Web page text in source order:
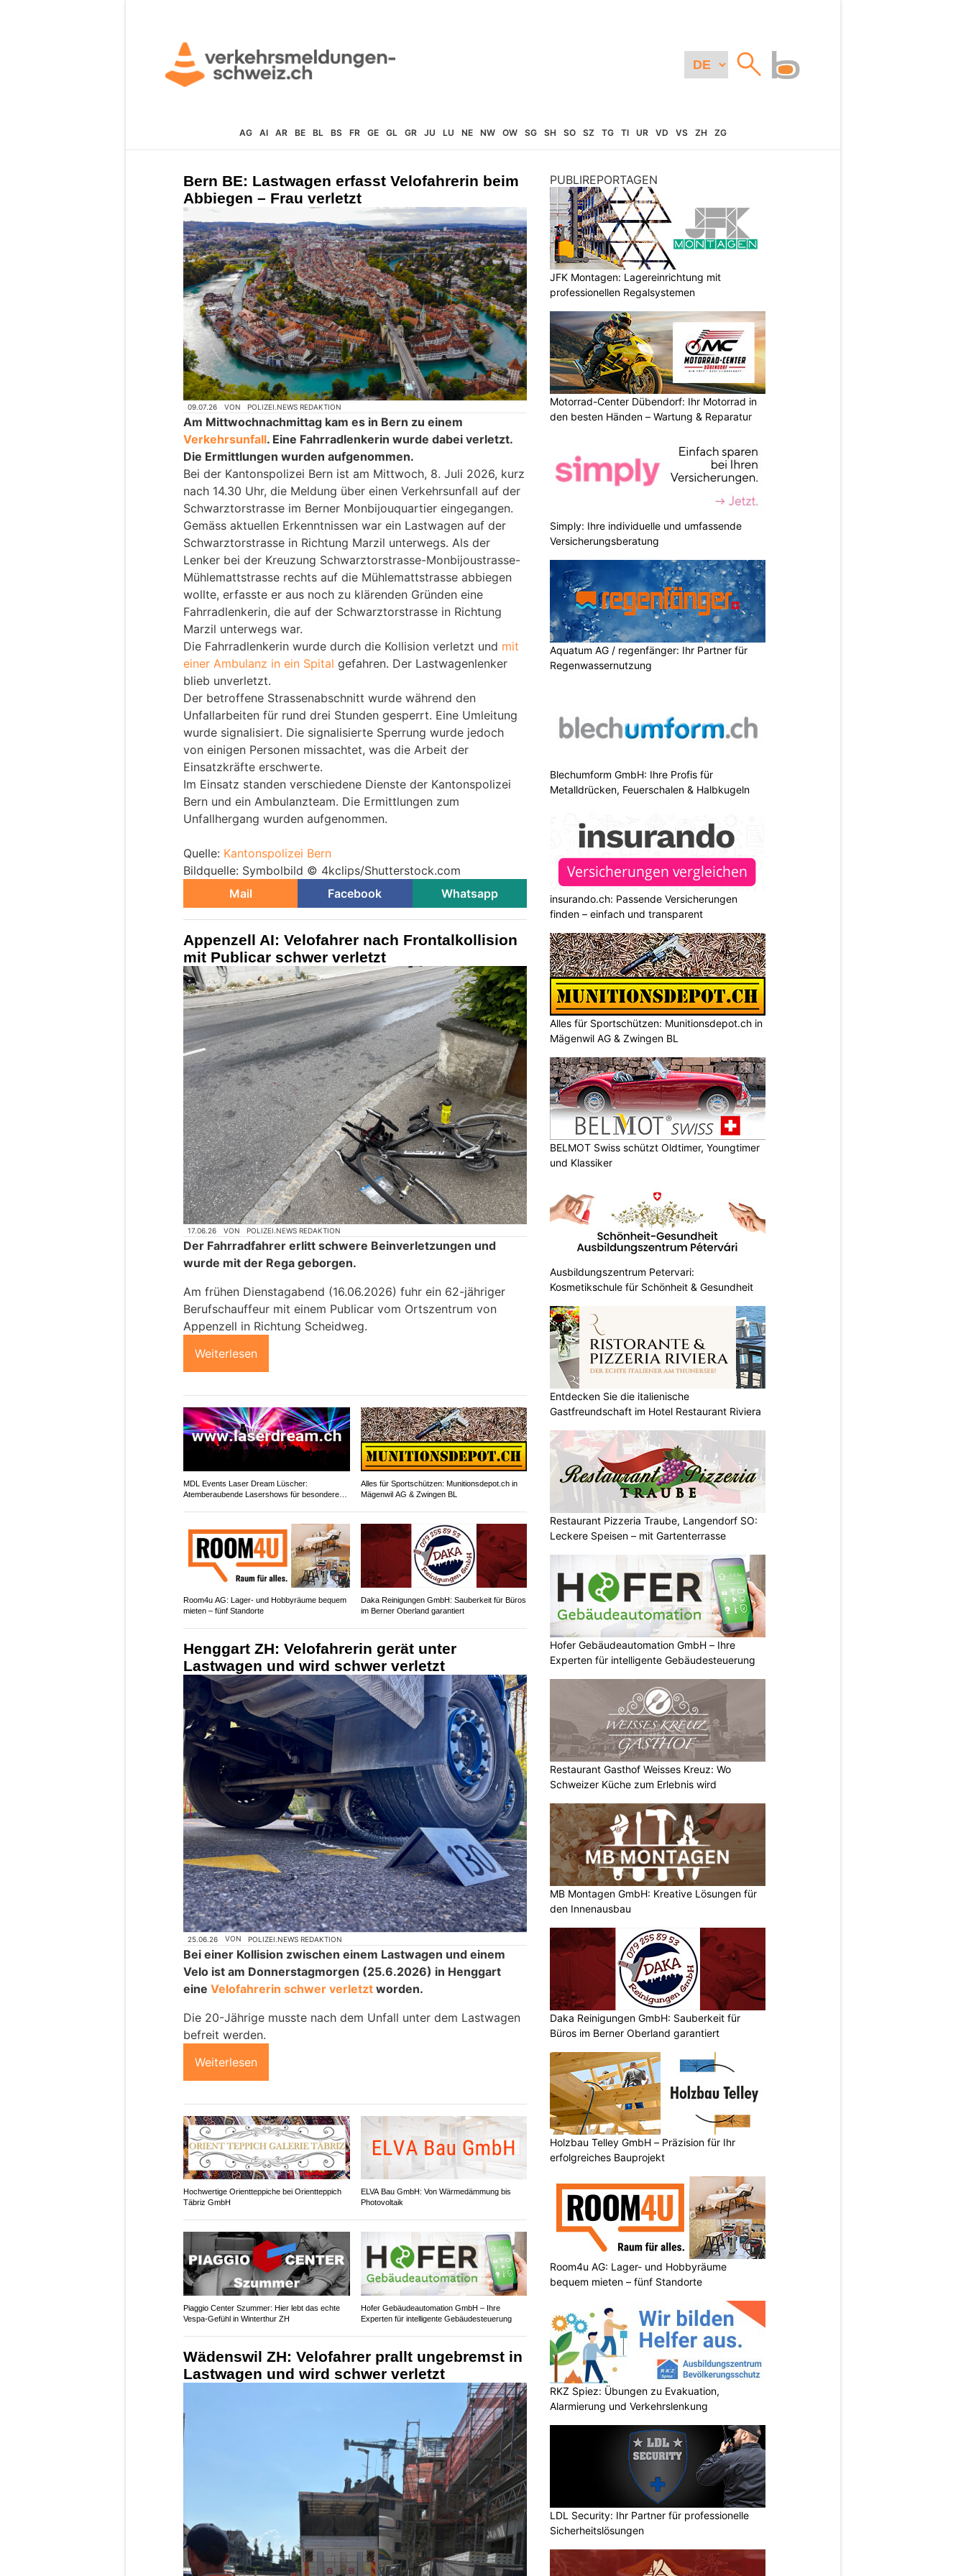
AG AI AR BE BL BS FR GE GL GR JU LU NE NW OW SG SH SO SZ TG TI UR VD VS ZH ZG
Bern BE: Lastwagen erfasst Velofahrerin beim
Abbiegen – Frau verletzt
09.07.26 VON POLIZEI.NEWS REDAKTION
Am Mittwochnachmittag kam es in Bern zu einem
Verkehrsunfall. Eine Fahrradlenkerin wurde dabei verletzt.
Die Ermittlungen wurden aufgenommen.
Bei der Kantonspolizei Bern ist am Mittwoch, 8. Juli 2026, kurz
nach 14.30 Uhr, die Meldung über einen Verkehrsunfall auf der
Schwarztorstrasse im Berner Monbijouquartier eingegangen.
Gemäss aktuellen Erkenntnissen war ein Lastwagen auf der
Schwarztorstrasse in Richtung Marzil unterwegs. Als der
Lenker bei der Kreuzung Schwarztorstrasse-Monbijoustrasse-
Mühlemattstrasse rechts auf die Mühlemattstrasse abbiegen
wollte, erfasste er aus noch zu klärenden Gründen eine
Fahrradlenkerin, die auf der Schwarztorstrasse in Richtung
Marzil unterwegs war.
Die Fahrradlenkerin wurde durch die Kollision verletzt und mit
einer Ambulanz in ein Spital gefahren. Der Lastwagenlenker
blieb unverletzt.
Der betroffene Strassenabschnitt wurde während den
Unfallarbeiten für rund drei Stunden gesperrt. Eine Umleitung
wurde signalisiert. Die signalisierte Sperrung wurde jedoch
von einigen Personen missachtet, was die Arbeit der
Einsatzkräfte erschwerte.
Im Einsatz standen verschiedene Dienste der Kantonspolizei
Bern und ein Ambulanzteam. Die Ermittlungen zum
Unfallhergang wurden aufgenommen.
Quelle: Kantonspolizei Bern
Bildquelle: Symbolbild © 4kclips/Shutterstock.com
Mail
Facebook Whatsapp
Appenzell AI: Velofahrer nach Frontalkollision
mit Publicar schwer verletzt
17.06.26 VON POLIZEI.NEWS REDAKTION
Der Fahrradfahrer erlitt schwere Beinverletzungen und
wurde mit der Rega geborgen.
Am frühen Dienstagabend (16.06.2026) fuhr ein 62-jähriger
Berufschauffeur mit einem Publicar vom Ortszentrum von
Appenzell in Richtung Scheidweg.
Weiterlesen
MDL Events Laser Dream Lüscher:
Atemberaubende Lasershows für besondere
Alles für Sportschützen: Munitionsdepot.ch in
Mägenwil AG & Zwingen BL
Room4u AG: Lager- und Hobbyräume bequem
mieten – fünf Standorte
Daka Reinigungen GmbH: Sauberkeit für Büros
im Berner Oberland garantiert
Henggart ZH: Velofahrerin gerät unter
Lastwagen und wird schwer verletzt
25.06.26 VON POLIZEI.NEWS REDAKTION
Bei einer Kollision zwischen einem Lastwagen und einem
Velo ist am Donnerstagmorgen (25.6.2026) in Henggart
eine Velofahrerin schwer verletzt worden.
Die 20-Jährige musste nach dem Unfall unter dem Lastwagen
befreit werden.
Weiterlesen
Hochwertige Orientteppiche bei Orientteppich
Täbriz GmbH
ELVA Bau GmbH: Von Wärmedämmung bis
Photovoltaik
Piaggio Center Szummer: Hier lebt das echte
Vespa-Gefühl in Winterthur ZH
Hofer Gebäudeautomation GmbH – Ihre
Experten für intelligente Gebäudesteuerung
Wädenswil ZH: Velofahrer prallt ungebremst in
Lastwagen und wird schwer verletzt
PUBLIREPORTAGEN
JFK Montagen: Lagereinrichtung mit
professionellen Regalsystemen
Motorrad-Center Dübendorf: Ihr Motorrad in
den besten Händen – Wartung & Reparatur
Simply: Ihre individuelle und umfassende
Versicherungsberatung
Aquatum AG / regenfänger: Ihr Partner für
Regenwassernutzung
Blechumform GmbH: Ihre Profis für
Metalldrücken, Feuerschalen & Halbkugeln
insurando.ch: Passende Versicherungen
finden – einfach und transparent
Alles für Sportschützen: Munitionsdepot.ch in
Mägenwil AG & Zwingen BL
BELMOT Swiss schützt Oldtimer, Youngtimer
und Klassiker
Ausbildungszentrum Petervari:
Kosmetikschule für Schönheit & Gesundheit
Entdecken Sie die italienische
Gastfreundschaft im Hotel Restaurant Riviera
Restaurant Pizzeria Traube, Langendorf SO:
Leckere Speisen – mit Gartenterrasse
Hofer Gebäudeautomation GmbH – Ihre
Experten für intelligente Gebäudesteuerung
Restaurant Gasthof Weisses Kreuz: Wo
Schweizer Küche zum Erlebnis wird
MB Montagen GmbH: Kreative Lösungen für
den Innenausbau
Daka Reinigungen GmbH: Sauberkeit für
Büros im Berner Oberland garantiert
Holzbau Telley GmbH – Präzision für Ihr
erfolgreiches Bauprojekt
Room4u AG: Lager- und Hobbyräume
bequem mieten – fünf Standorte
RKZ Spiez: Übungen zu Evakuation,
Alarmierung und Verkehrslenkung
LDL Security: Ihr Partner für professionelle
Sicherheitslösungen